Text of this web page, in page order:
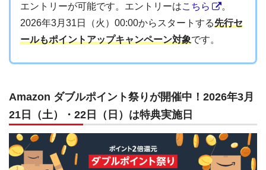
エントリーが可能です。エントリーはこちら
。
2026年3月31日（火）00:00からスタートする先行セ
ールもポイントアップキャンペーン対象です。
Amazon ダブルポイント祭りが開催中！2026年3月
21日（土）・22日（日）は特典実施日